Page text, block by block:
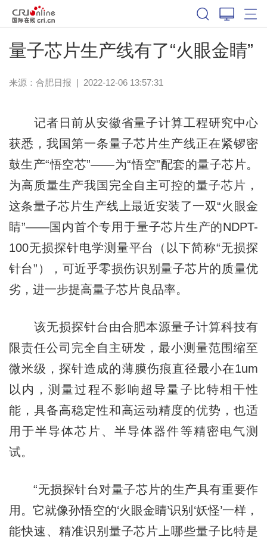
量子芯片生产线有了“火眼金睛”
来源： 合肥日报 | 2022-12-06 13:57:31
记者日前从安徽省量子计算工程研究中心
获悉，我国第一条量子芯片生产线正在紧锣密
鼓生产“悟空芯”——为“悟空”配套的量子芯片。
为高质量生产我国完全自主可控的量子芯片，
这条量子芯片生产线上最近安装了一双“火眼金
睛”——国内首个专用于量子芯片生产的NDPT-
100无损探针电学测量平台（以下简称“无损探
针台”），可近乎零损伤识别量子芯片的质量优
劣，进一步提高量子芯片良品率。
该无损探针台由合肥本源量子计算科技有
限责任公司完全自主研发，最小测量范围缩至
微米级，探针造成的薄膜伤痕直径最小在1um
以内，测量过程不影响超导量子比特相干性
能，具备高稳定性和高运动精度的优势，也适
用于半导体芯片、半导体器件等精密电气测
试。
“无损探针台对量子芯片的生产具有重要作
用。它就像孙悟空的‘火眼金睛’识别‘妖怪’一样，
能快速、精准识别量子芯片上哪些量子比特是